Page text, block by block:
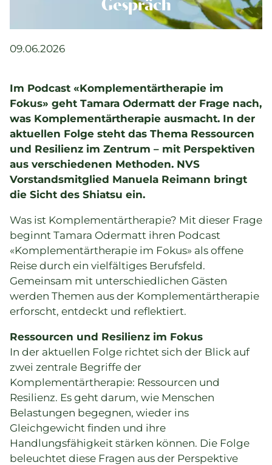
Karriere & Jobs
Aktuelle Veranstaltungen
Aktuelles
Suchverzeichnisse
Gespräch
09.06.2026
Im Podcast «Komplementärtherapie im
Fokus» geht Tamara Odermatt der Frage nach,
was Komplementärtherapie ausmacht. In der
aktuellen Folge steht das Thema Ressourcen
und Resilienz im Zentrum – mit Perspektiven
aus verschiedenen Methoden. NVS
Vorstandsmitglied Manuela Reimann bringt
die Sicht des Shiatsu ein.
Was ist Komplementärtherapie? Mit dieser Frage
beginnt Tamara Odermatt ihren Podcast
«Komplementärtherapie im Fokus» als offene
Reise durch ein vielfältiges Berufsfeld.
Gemeinsam mit unterschiedlichen Gästen
werden Themen aus der Komplementärtherapie
erforscht, entdeckt und reflektiert.
Ressourcen und Resilienz im Fokus
In der aktuellen Folge richtet sich der Blick auf
zwei zentrale Begriffe der
Komplementärtherapie: Ressourcen und
Resilienz. Es geht darum, wie Menschen
Belastungen begegnen, wieder ins
Gleichgewicht finden und ihre
Handlungsfähigkeit stärken können. Die Folge
beleuchtet diese Fragen aus der Perspektive